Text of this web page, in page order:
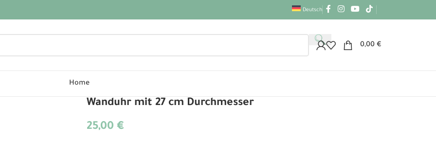
Deutsch
0,00 €
Home
Wanduhr mit 27 cm Durchmesser
25,00 €